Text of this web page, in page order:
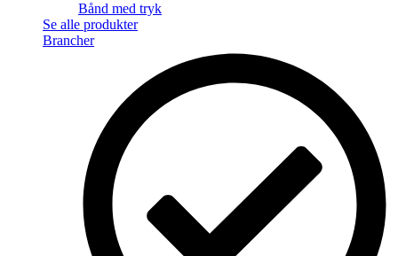
Bånd med tryk
Se alle produkter
Brancher